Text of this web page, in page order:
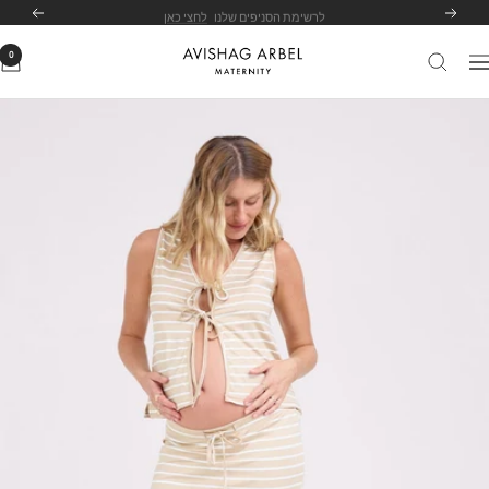
הקודם לרשימת הסניפים שלנו לחצי כאן הבא
ניווט
Avishag
0